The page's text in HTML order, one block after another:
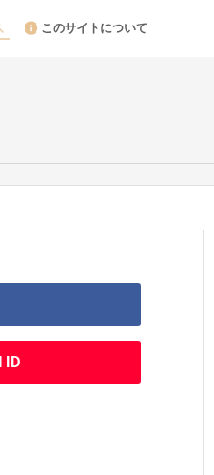
このサイトについて
ID